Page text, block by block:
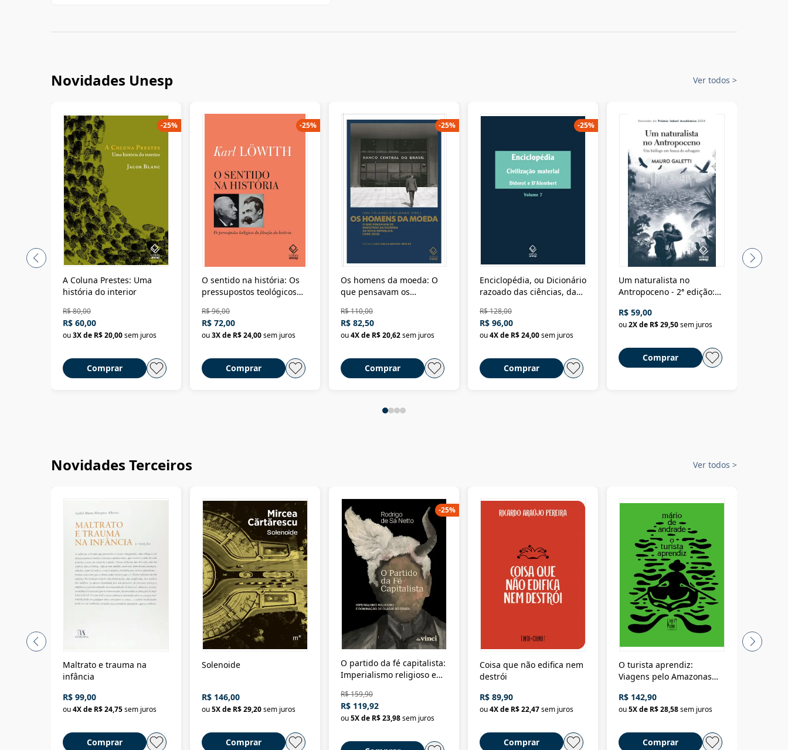
Novidades Unesp Ver todos >
A Coluna Prestes: Uma
história do interior
R$ 80,00
R$ 60,00
ou3X de R$ 20,00sem juros
Comprar
-25%
O sentido na história: Os
pressupostos teológicos
R$ 96,00
R$ 72,00
ou3X de R$ 24,00sem juros
Comprar
-25%
Os homens da moeda: O
que pensavam os
Nova República (1985-
2018)
R$ 110,00
R$ 82,50
ou4X de R$ 20,62sem juros
Comprar
-25%
Enciclopédia, ou Dicionário
razoado das ciências, das
Civilização material
R$ 128,00
R$ 96,00
ou4X de R$ 24,00sem juros
Comprar
-25%
Um naturalista no
Antropoceno - 2ª edição:
selvagem
R$ 59,00
ou2X de R$ 29,50sem juros
Comprar
Novidades Terceiros Ver todos >
Maltrato e trauma na
infância
R$ 99,00
ou4X de R$ 24,75sem juros
Comprar
Solenoide
R$ 146,00
ou5X de R$ 29,20sem juros
Comprar
O partido da fé capitalista:
Imperialismo religioso e
Brasil
R$ 159,90
R$ 119,92
ou5X de R$ 23,98sem juros
-25%
Coisa que não edifica nem
destrói
R$ 89,90
ou4X de R$ 22,47sem juros
Comprar
O turista aprendiz:
Viagens pelo Amazonas
até a Bolívia e por Marajó
até dizer chega
R$ 142,90
ou5X de R$ 28,58sem juros
Comprar